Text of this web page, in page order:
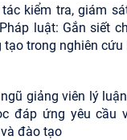
kiểm tra, giám
luật: Gắn siết
tạo trong nghiên cứu
giảng viên lý
đáp ứng yêu cầu
đào tạo
tổ chức Tọa đàm
học tập, thực
Hồ Chí Minh trong
mới